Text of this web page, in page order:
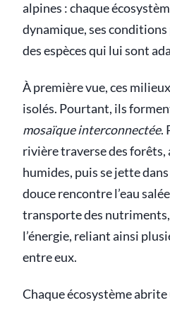
alpines : chaque
dynamique, ses
des espèces qui lui sont
À première vue, ces
isolés. Pourtant, ils
mosaïque interconnectée.
rivière traverse des forêts,
humides, puis se jette
douce rencontre l’eau
transporte des
l’énergie, reliant ainsi
entre eux.
Chaque écosystème abrite